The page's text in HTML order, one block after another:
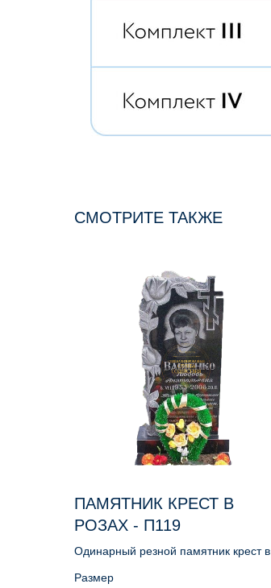
СМОТРИТЕ ТАКЖЕ
ПАМЯТНИК КРЕСТ В
РОЗАХ - П119
Одинарный резной памятник крест в
Размер